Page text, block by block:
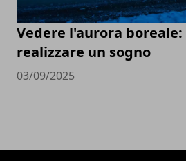
Vedere l'aurora
realizzare un sogno
03/09/2025